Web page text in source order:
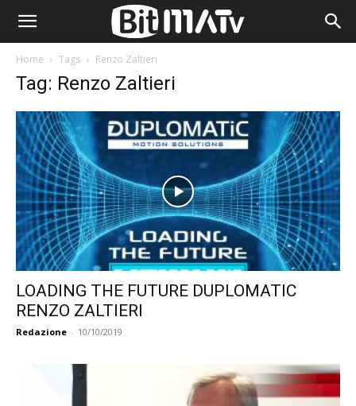
Home Tags Renzo Zaltieri
Tag: Renzo Zaltieri
LOADING THE FUTURE DUPLOMATIC
RENZO ZALTIERI
Redazione - 10/10/2019